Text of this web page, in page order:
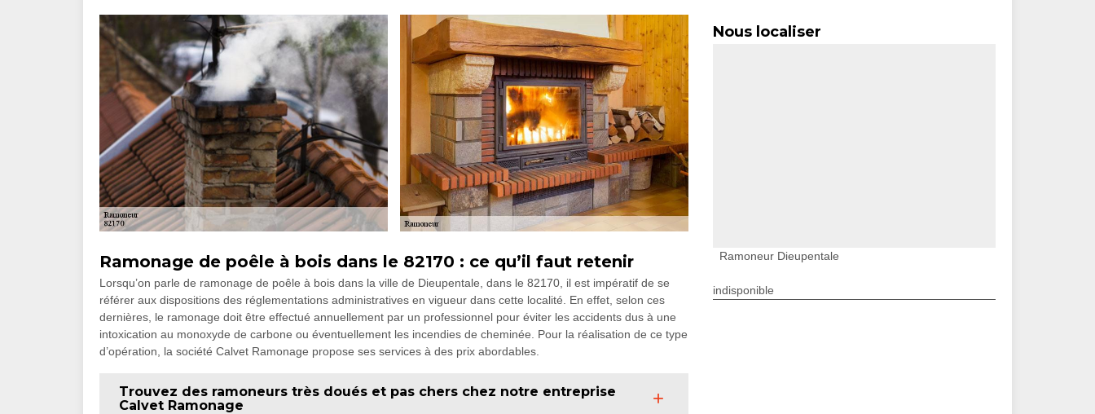
Ramonage de poêle à bois dans le 82170 : ce qu’il faut retenir
Lorsqu’on parle de ramonage de poêle à bois dans la ville de Dieupentale, dans le 82170, il est impératif de se
référer aux dispositions des réglementations administratives en vigueur dans cette localité. En effet, selon ces
dernières, le ramonage doit être effectué annuellement par un professionnel pour éviter les accidents dus à une
intoxication au monoxyde de carbone ou éventuellement les incendies de cheminée. Pour la réalisation de ce type
d’opération, la société Calvet Ramonage propose ses services à des prix abordables.
Trouvez des ramoneurs très doués et pas chers chez notre entreprise
Calvet Ramonage
Nous localiser
Ramoneur Dieupentale
indisponible